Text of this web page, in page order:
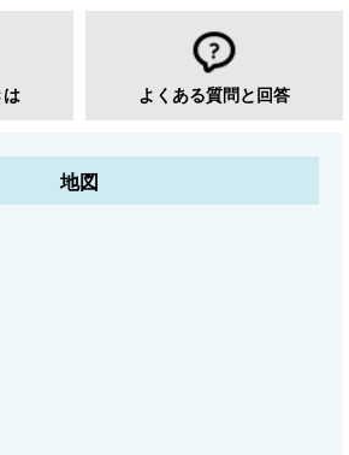
は よくある質問と回答
地図